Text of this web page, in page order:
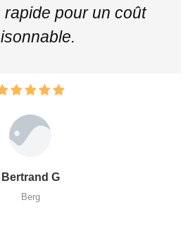
pour un coût
Bertrand G
Berg